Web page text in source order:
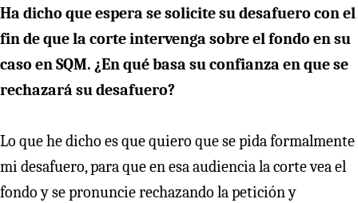
Ha dicho que espera se solicite su desafuero con el
fin de que la corte intervenga sobre el fondo en su
caso en SQM. ¿En qué basa su confianza en que se
rechazará su desafuero?
Lo que he dicho es que quiero que se pida formalmente
mi desafuero, para que en esa audiencia la corte vea el
fondo y se pronuncie rechazando la petición y